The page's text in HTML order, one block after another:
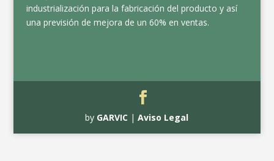
industrialización para la fabricación del producto y así
una previsión de mejora de un 60% en ventas.
by GARVIC |Aviso Legal